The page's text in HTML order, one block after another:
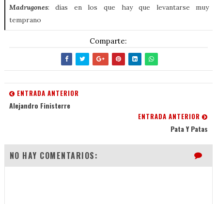
Madrugones: días en los que hay que levantarse muy
temprano
Comparte:
ENTRADA ANTERIOR
Alejandro Finisterre
ENTRADA ANTERIOR
Pata Y Patas
NO HAY COMENTARIOS: